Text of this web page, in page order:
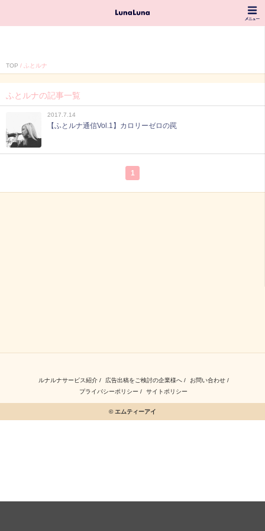
TOP ふとルナ
ふとルナの記事一覧
2017.7.14
【ふとルナ通信Vol.1】カロリーゼロの罠
1
ルナルナサービス紹介 広告出稿をご検討の企業様へ
お問い合わせ
プライバシーポリシー
サイトポリシー
© エムティーアイ